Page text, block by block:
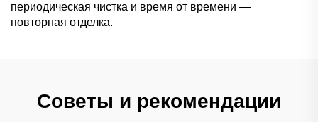
периодическая чистка и время от времени —
повторная отделка.
Советы и рекомендации